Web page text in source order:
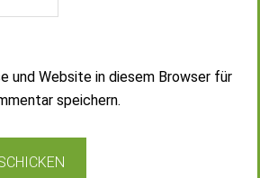
und Website in diesem Browser für
speichern.